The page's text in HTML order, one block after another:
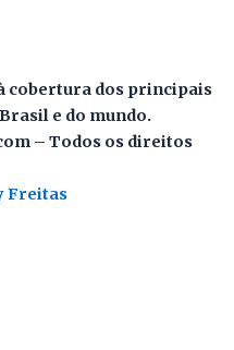
cobertura dos principais
e do mundo.
– Todos os direitos
Freitas